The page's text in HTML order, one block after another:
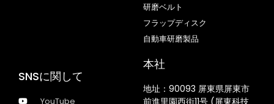
研磨ベルト
フラップディスク
自動車研磨製品
SNSに関して
YouTube
本社
地址： 90093 屏東県屏東市